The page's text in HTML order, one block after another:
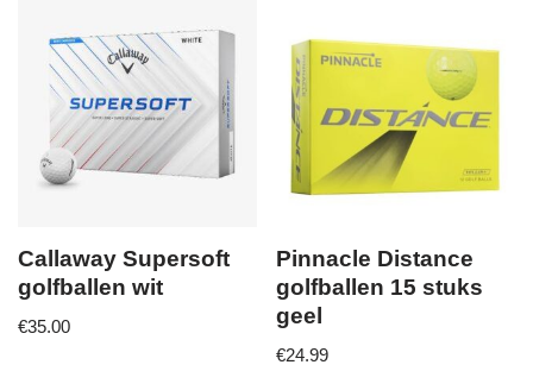
Callaway Supersoft
golfballen wit
€35.00
Pinnacle Distance
golfballen 15 stuks
geel
€24.99